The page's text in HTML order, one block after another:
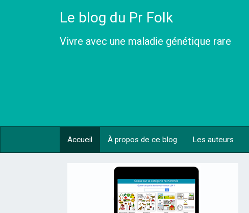
Le blog du Pr Folk
Vivre avec une maladie génétique rare
Accueil À propos de ce blog Les auteurs